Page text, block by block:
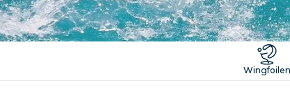
Wingfoilen